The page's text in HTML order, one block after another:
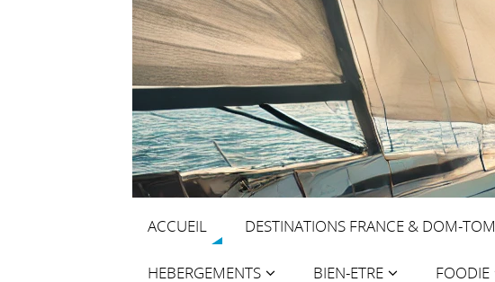
ACCUEIL DESTINATIONS FRANCE & DOM-TOM
HEBERGEMENTS BIEN-ETRE FOODIE